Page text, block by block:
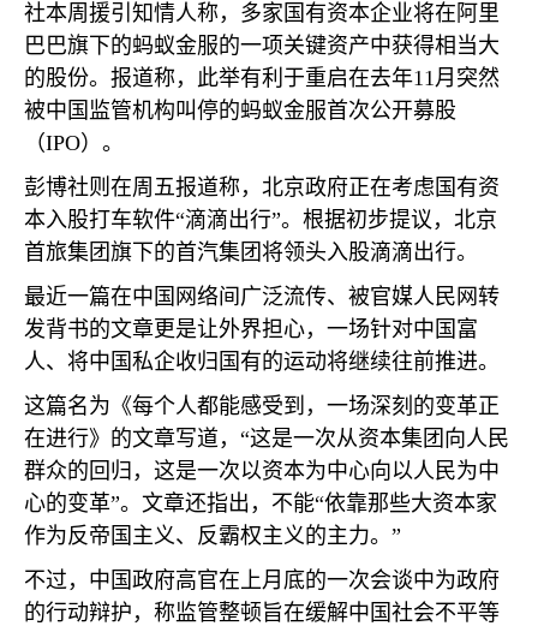
社本周援引知情人称，多家国有资本企业将在阿里
巴巴旗下的蚂蚁金服的一项关键资产中获得相当大
的股份。报道称，此举有利于重启在去年11月突然
被中国监管机构叫停的蚂蚁金服首次公开募股
（IPO）。
彭博社则在周五报道称，北京政府正在考虑国有资
本入股打车软件“滴滴出行”。根据初步提议，北京
首旅集团旗下的首汽集团将领头入股滴滴出行。
最近一篇在中国网络间广泛流传、被官媒人民网转
发背书的文章更是让外界担心，一场针对中国富
人、将中国私企收归国有的运动将继续往前推进。
这篇名为《每个人都能感受到，一场深刻的变革正
在进行》的文章写道，“这是一次从资本集团向人民
群众的回归，这是一次以资本为中心向以人民为中
心的变革”。文章还指出，不能“依靠那些大资本家
作为反帝国主义、反霸权主义的主力。”
不过，中国政府高官在上月底的一次会谈中为政府
的行动辩护，称监管整顿旨在缓解中国社会不平等